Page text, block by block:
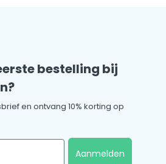
bestelling bij
en ontvang 10% korting op
Aanmelden